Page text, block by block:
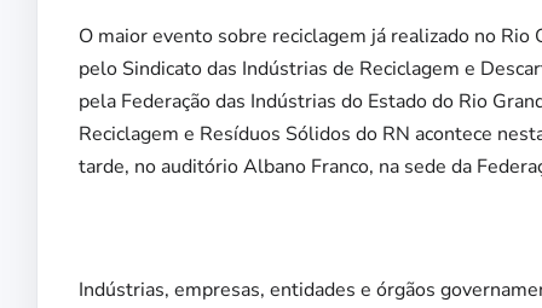
O maior evento sobre reciclagem já realizado no
pelo Sindicato das Indústrias de Reciclagem e
pela Federação das Indústrias do Estado do Rio
Reciclagem e Resíduos Sólidos do RN acontece
tarde, no auditório Albano Franco, na sede da
Indústrias, empresas, entidades e órgãos